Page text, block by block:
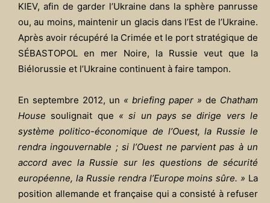
KIEV, afin de garder l’Ukraine dans la sphère panrusse
ou, au moins, maintenir un glacis dans l’Est de l’Ukraine.
Après avoir récupéré la Crimée et le port stratégique de
SÉBASTOPOL en mer Noire, la Russie veut que la
Biélorussie et l’Ukraine continuent à faire tampon.
En septembre 2012, un « briefing paper » de Chatham
House soulignait que « si un pays se dirige vers le
système politico-économique de l’Ouest, la Russie le
rendra ingouvernable ; si l’Ouest ne parvient pas à un
accord avec la Russie sur les questions de sécurité
européenne, la Russie rendra l’Europe moins sûre. » La
position allemande et française qui a consisté à refuser